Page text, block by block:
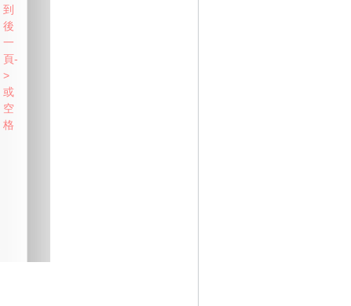
到
後
一
頁-
>
或
空
格